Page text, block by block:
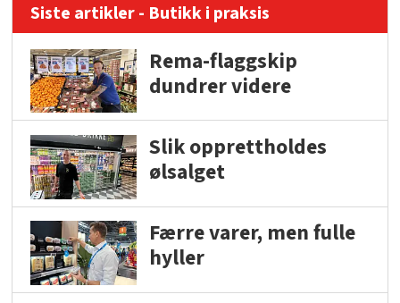
Siste artikler - Butikk i praksis
Rema-flaggskip
dundrer videre
Slik opprettholdes
ølsalget
Færre varer, men fulle
hyller